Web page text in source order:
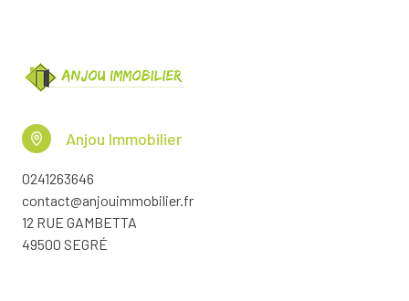
Anjou Immobilier
0241263646
contact@anjouimmobilier.fr
12 RUE GAMBETTA
49500 SEGRÉ